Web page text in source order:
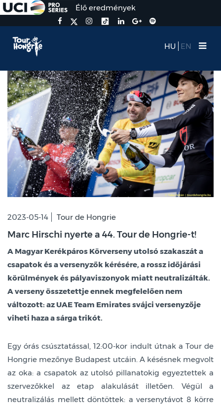
Élő eredmények
HU EN
2023-05-14 Tour de Hongrie
Marc Hirschi nyerte a 44. Tour de Hongrie-t!
A Magyar Kerékpáros Körverseny utolsó szakaszát a
csapatok és a versenyzők kérésére, a rossz időjárási
körülmények és pályaviszonyok miatt neutralizálták.
A verseny összetettje ennek megfelelően nem
változott: az UAE Team Emirates svájci versenyzője
viheti haza a sárga trikót.
Egy órás csúsztatással, 12:00-kor indult útnak a Tour de
Hongrie mezőnye Budapest utcáin. A késésnek megvolt
az oka: a csapatok az utolsó pillanatokig egyeztettek a
szervezőkkel az etap alakulását illetően. Végül a
neutralizálás mellett döntöttek: a versenytávot 8 körre